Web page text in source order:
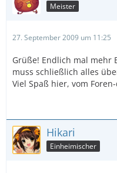
Meister
27. September 2009 um 11:25
Grüße! Endlich mal mehr
muss schließlich alles
Viel Spaß hier, vom
Hikari
Einheimischer